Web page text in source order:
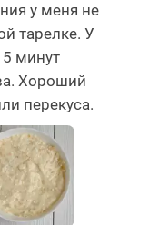
у меня не
тарелке. У
минут
Хороший
перекуса.